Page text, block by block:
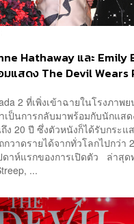
Hathaway และ Emily
มแสดง The Devil Wears
2 ที่เพิ่งเข้าฉายในโรงภาพ
เป็นการกลับมาพร้อมกับนักแส
ง 20 ปี ซึ่งตัวหนังก็ได้รับกระแ
วาดรายได้จากทั่วโลกไปกว่า
าห์แรกของการเปิดตัว ล่าสุด
...